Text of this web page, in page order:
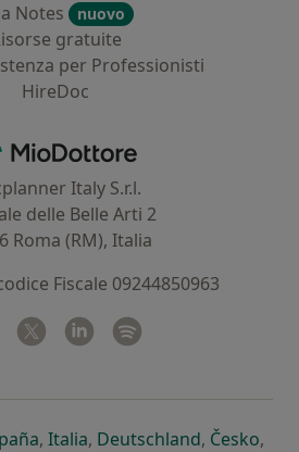
Notes
nuovo
gratuite
per Professionisti
HireDoc
MioDottore - Homepage
Italy S.r.l.
delle Belle Arti 2
Roma (RM), Italia
Fiscale 09244850963
Facebook
si apre in una nuova scheda
Twitter
si apre in una nuova scheda
Linkedin
si apre in una nuova
nuova scheda
in una nuova scheda
si apre in una nuova scheda
, Italiasi apre in una nuova
, Deutschlandsi apre in
, Českosi
,